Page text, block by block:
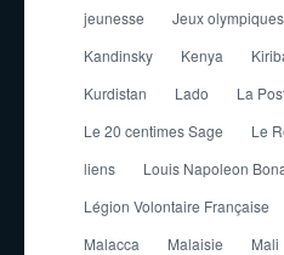
jeunesse
Jeux olympiques
Kandinsky
Kenya
Kurdistan
Lado La
Le 20 centimes Sage
Le
liens
Louis Napoleon
Légion Volontaire Française
Malacca
Malaisie Mali